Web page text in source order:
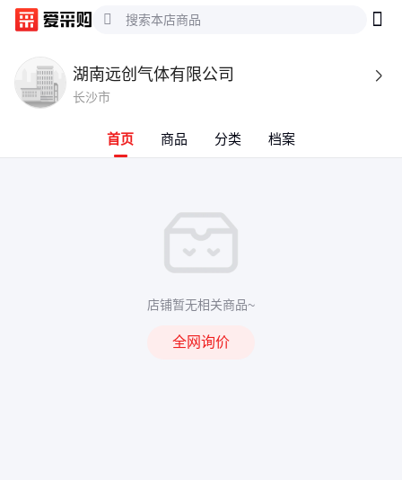
湖南远创气体有限公司 
长沙市
首页 商品 分类 档案
店铺暂无相关商品~
全网询价